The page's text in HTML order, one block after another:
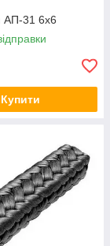
АП-31 6х6
Купити